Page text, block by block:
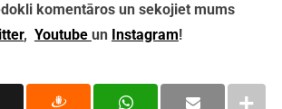
komentāros un sekojiet mums
, Youtube un Instagram!